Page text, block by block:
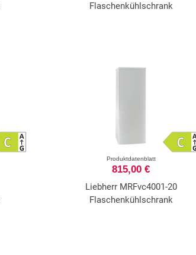
Flaschenkühlschrank
Produktdatenblatt
815,00 €
Liebherr MRFvc4001-20
Flaschenkühlschrank